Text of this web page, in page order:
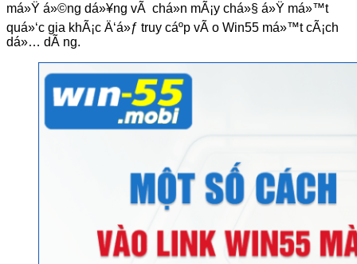
má»Ÿ á»©ng dá»¥ng vÃ chá»n mÃ¡y chá»§ á»Ÿ má»™t
quá»‘c gia khÃ¡c Ä‘á»ƒ truy cáº­p vÃ o Win55 má»™t cÃ¡ch
dá»… dÃ ng.